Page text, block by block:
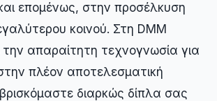
επομένως, στην προσέλκυση
κοινού. Στη DMM
απαραίτητη τεχνογνωσία για
πλέον αποτελεσματική
διαρκώς δίπλα σας